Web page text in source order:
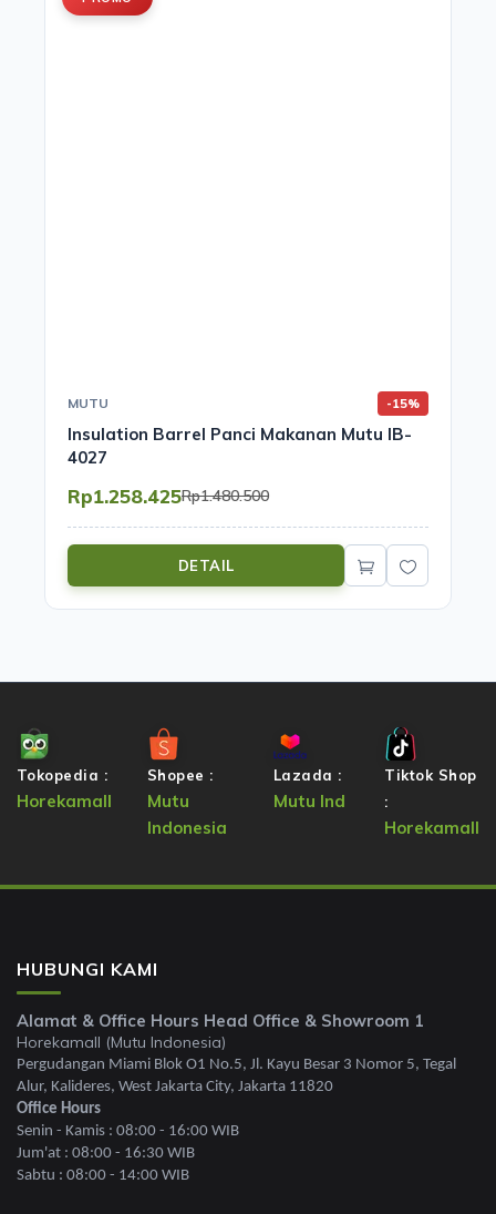
MUTU -15%
Insulation Barrel Panci Makanan Mutu IB-
4027
Rp1.258.425Rp1.480.500
DETAIL
Tokopedia :
Horekamall
Shopee :
Mutu
Indonesia
Lazada :
Mutu Ind
Tiktok Shop
:
Horekamall
HUBUNGI KAMI
Alamat & Office Hours Head Office & Showroom 1
Horekamall (Mutu Indonesia)
Pergudangan Miami Blok O1 No.5, Jl. Kayu Besar 3 Nomor 5, Tegal
Alur, Kalideres, West Jakarta City, Jakarta 11820
Office Hours
Senin - Kamis : 08:00 - 16:00 WIB
Jum'at : 08:00 - 16:30 WIB
Sabtu : 08:00 - 14:00 WIB